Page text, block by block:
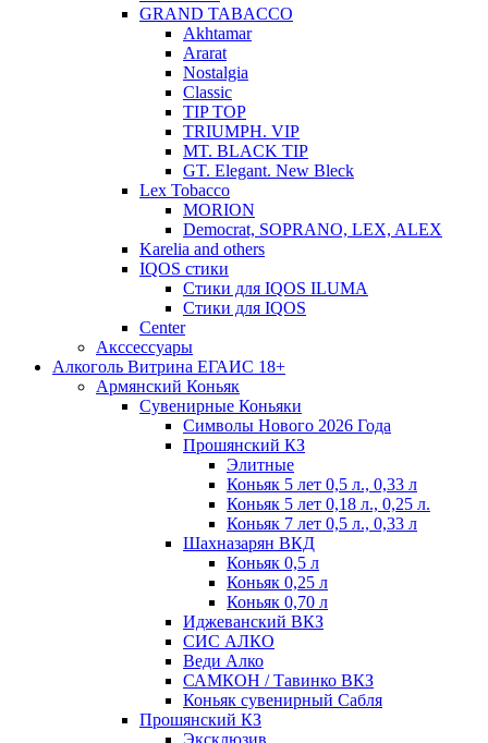
GRAND TABACCO
Akhtamar
Ararat
Nostalgia
Classic
TIP TOP
TRIUMPH. VIP
MT. BLACK TIP
GT. Elegant. New Bleck
Lex Tobacco
MORION
Democrat, SOPRANO, LEX, ALEX
Karelia and others
IQOS стики
Стики для IQOS ILUMA
Стики для IQOS
Сenter
Акссессуары
Алкоголь Витрина ЕГАИС 18+
Армянский Коньяк
Сувенирные Коньяки
Символы Нового 2026 Года
Прошянский КЗ
Элитные
Коньяк 5 лет 0,5 л., 0,33 л
Коньяк 5 лет 0,18 л., 0,25 л.
Коньяк 7 лет 0,5 л., 0,33 л
Шахназарян ВКД
Коньяк 0,5 л
Коньяк 0,25 л
Коньяк 0,70 л
Иджеванский ВКЗ
СИС АЛКО
Веди Алко
САМКОН / Тавинко ВКЗ
Коньяк сувенирный Сабля
Прошянский КЗ
Эксклюзив